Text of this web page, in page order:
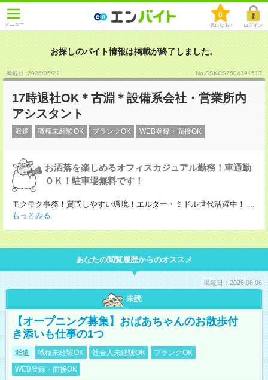
メニュー
0
気になる！ ログイン
お探しのバイト情報は掲載が終了しました。
掲載日 :2026/05/21 No.SSKCS2504391517
17時退社OK＊古淵＊設備系会社・営業所内
アシスタント
派遣 職種未経験OK ブランクOK WEB登録・面接OK
お洒落を楽しめるオフィスカジュアル勤務！車通勤
ＯＫ！駐車場無料です！
モクモク事務！質問しやすい環境！エルダー・ミドル世代活躍中！
...
もっとみる
あなたの閲覧履歴からのオススメ
掲載日：2026.08.06
未読
【オープニング募集】おばあちゃんのお散歩付
き添いも仕事の1つ
派遣 職種未経験OK 社会人未経験OK
ブランクOK
WEB登録・面接OK